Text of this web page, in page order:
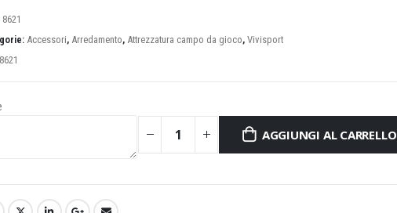
8621
Accessori, Arredamento, Attrezzatura campo da gioco, Vivisport
8621
AGGIUNGI AL CARRELLO